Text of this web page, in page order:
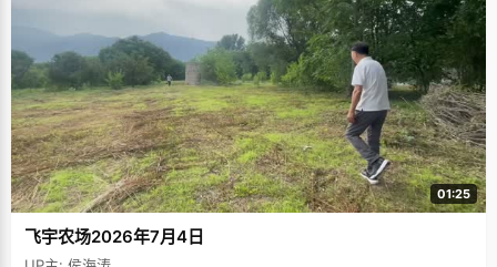
01:25
飞宇农场2026年7月4日